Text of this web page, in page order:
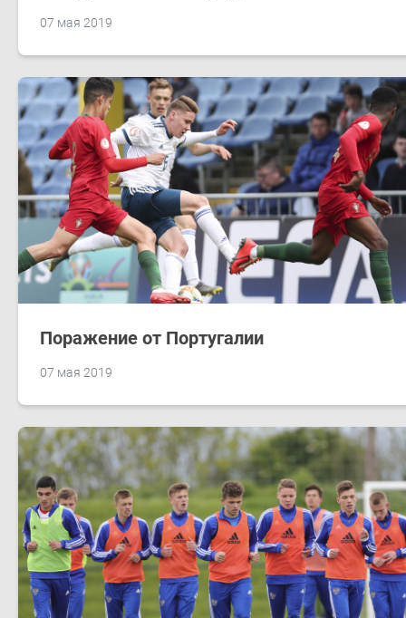
07 мая 2019
07 мая 2019
Поражение от Португалии